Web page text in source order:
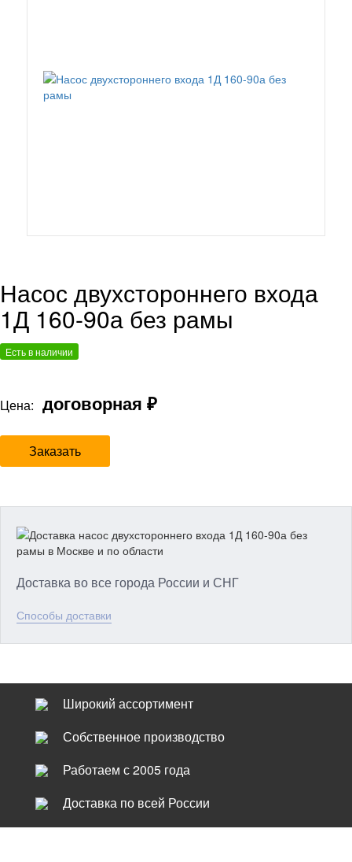
Насос двухстороннего входа
1Д 160-90а без рамы
Есть в наличии
Цена: договорная ₽
Заказать
Доставка во все города России и СНГ
Способы доставки
Широкий ассортимент
Собственное производство
Работаем с 2005 года
Доставка по всей России